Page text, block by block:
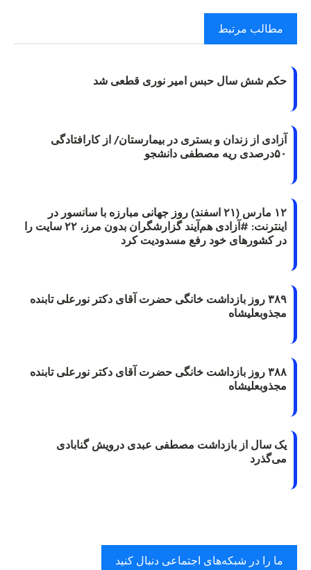
مطالب مرتبط
حکم شش سال حبس امیر نوری قطعی شد
آزادی از زندان و بستری در بیمارستان/ از کارافتادگی
۵۰درصدی ریه مصطفی دانشجو
۱۲ مارس (۲۱ اسفند) روز جهانی مبارزه با سانسور در
اینترنت: #آزادی هم‌آیند گزارشگران‌ بدون مرز، ۲۲ سایت را
در کشورهای خود رفع مسدودیت کرد
۳۸۹ روز بازداشت خانگی حضرت آقای دکتر نورعلی تابنده
مجذوبعلیشاه
۳۸۸ روز بازداشت خانگی حضرت آقای دکتر نورعلی تابنده
مجذوبعلیشاه
یک سال از بازداشت مصطفی عبدی درویش گنابادی
می‌گذرد
ما را در شبکه‌های اجتماعی دنبال کنید